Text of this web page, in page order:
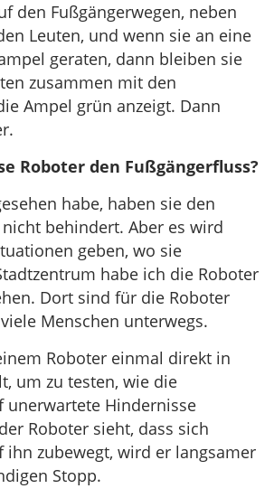
den Fußgängerwegen, neben
Leuten, und wenn sie an eine
geraten, dann bleiben sie
zusammen mit den
Ampel grün anzeigt. Dann
Roboter den Fußgängerfluss?
habe, haben sie den
behindert. Aber es wird
geben, wo sie
habe ich die Roboter
Dort sind für die Roboter
Menschen unterwegs.
Roboter einmal direkt in
um zu testen, wie die
unerwartete Hindernisse
Roboter sieht, dass sich
ihn zubewegt, wird er langsamer
Stopp.